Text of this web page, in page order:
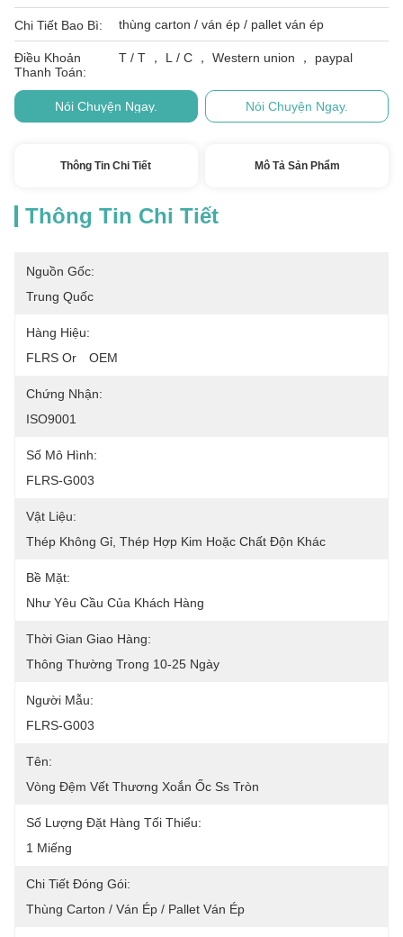
Chi Tiết Bao Bì: thùng carton / ván ép / pallet ván ép
Điều Khoản
Thanh Toán:
T / T ， L / C ， Western union ， paypal
Nói Chuyện Ngay. Nói Chuyện Ngay.
Thông Tin Chi Tiết Mô Tả Sản Phẩm
Thông Tin Chi Tiết
Nguồn Gốc:
Trung Quốc
Hàng Hiệu:
FLRS Or　OEM
Chứng Nhận:
ISO9001
Số Mô Hình:
FLRS-G003
Vật Liệu:
Thép Không Gỉ, Thép Hợp Kim Hoặc Chất Độn Khác
Bề Mặt:
Như Yêu Cầu Của Khách Hàng
Thời Gian Giao Hàng:
Thông Thường Trong 10-25 Ngày
Người Mẫu:
FLRS-G003
Tên:
Vòng Đệm Vết Thương Xoắn Ốc Ss Tròn
Số Lượng Đặt Hàng Tối Thiểu:
1 Miếng
Chi Tiết Đóng Gói:
Thùng Carton / Ván Ép / Pallet Ván Ép